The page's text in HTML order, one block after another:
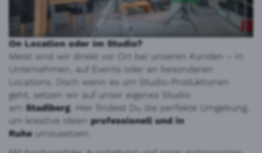
On Location oder im Studio?
Meist sind wir direkt vor Ort bei unseren Kunden – in
Unternehmen, auf Events oder an besonderen
Locations. Doch wenn es um Studio-Produktionen
geht, setzen wir auf unser eigenes Studio
am Stadlberg. Hier findest Du die perfekte Umgebung,
um kreative Ideen professionell und in
Ruhe umzusetzen.